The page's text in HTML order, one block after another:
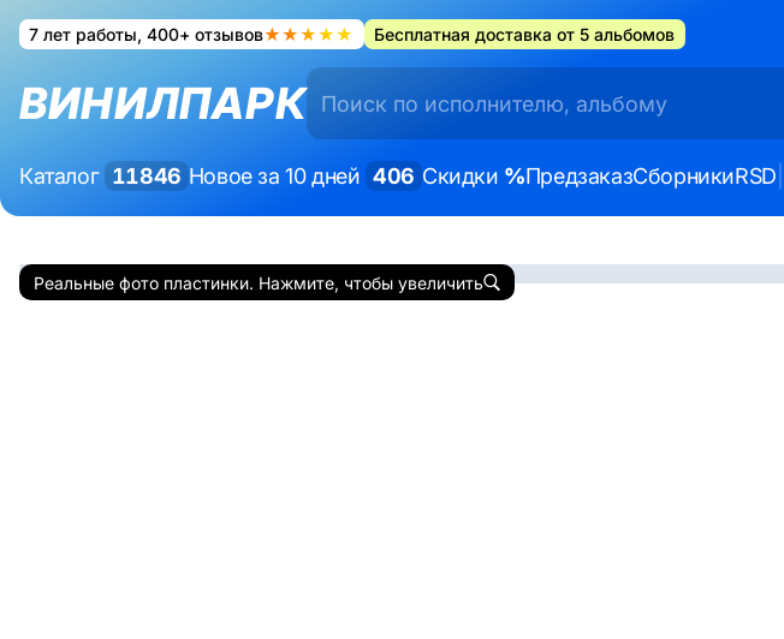
7 лет работы, 400+ отзывов★★★★★ Бесплатная доставка от 5 альбомов
ВИНИЛПАРК
Каталог 11846 Новое за 10 дней 406 Скидки %ПредзаказСборникиRSD
Реальные фото пластинки. Нажмите, чтобы увеличить